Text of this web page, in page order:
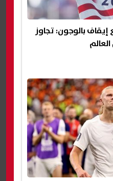
إيقاف بالوجون: تجاوز